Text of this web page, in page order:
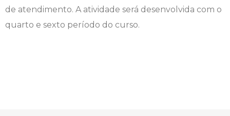
de atendimento. A atividade será desenvolvida com o
quarto e sexto período do curso.